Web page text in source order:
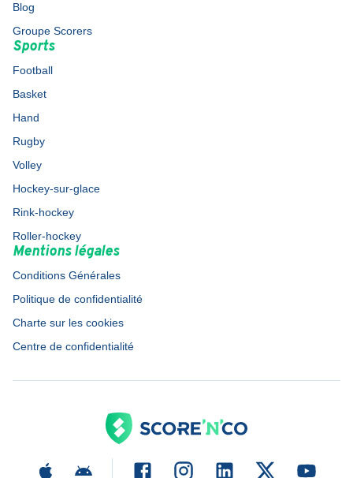
Blog
Groupe Scorers
Sports
Football
Basket
Hand
Rugby
Volley
Hockey-sur-glace
Rink-hockey
Roller-hockey
Mentions légales
Conditions Générales
Politique de confidentialité
Charte sur les cookies
Centre de confidentialité